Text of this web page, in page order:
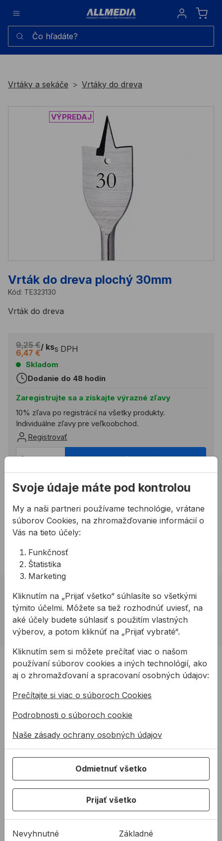
Sign in
Čo hľadáte?
Vrtáky a sekáče Vrtáky do dreva
Vrták do dreva plochý 30mm
Kód: TE323130
Vrták do dreva
9,25 €
6,47 €
/ kss DPH
Skladom
Dodanie do 48 hodín
Zaregistrujte sa a získajte výrazné zľavy
10% zľava po registrácií na všetky produkty.
Individuálne zľavy pre veľkoobchod.
Registrovať
Pridať do košíka
Potrebujete poradiť?
02 623 109 20
allmedia@allmedia.sk
allmediasro (po-ne 7-22 h)
02 623 10 920
allmedia@allmedia.sk
allmediasro (po-ne 7-22 h)
PRODUKTY
Konštrukčné tepelnoizolačné dosky
Kotviaca a pripevňovacia technika
Tmely a lepidla
PODPORA
Služby
Rady a tipy
Spoločnosť
Predajné miesta
Svoje údaje máte pod kontrolou
My a naši partneri používame technológie, vrátane
súborov Cookies, na zhromažďovanie informácií o
Vás na tieto účely:
Funkčnosť
Štatistika
Marketing
Kliknutím na „Prijať všetko“ súhlasíte so všetkými
týmito účelmi. Môžete sa tiež rozhodnúť uviesť, na
aké účely budete súhlasiť s použitím vlastných
výberov, a potom kliknúť na „Prijať vybraté“.
Kliknutím sem si môžete prečítať viac o našom
používaní súborov cookies a iných technológií, ako
aj o zhromažďovaní a spracovaní osobných údajov:
Prečítajte si viac o súboroch Cookies
Podrobnosti o súboroch cookie
Naše zásady ochrany osobných údajov
Odmietnuť všetko
Prijať všetko
Nevyhnutné Základné